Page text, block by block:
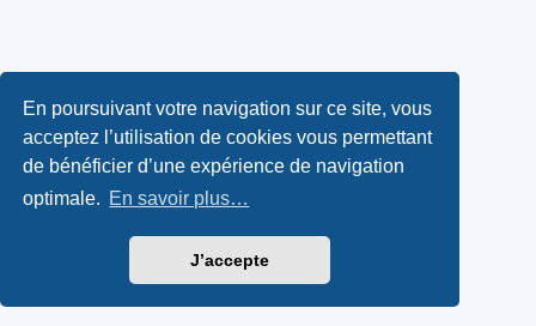
En poursuivant votre navigation sur ce site, vous
acceptez l’utilisation de cookies vous permettant
de bénéficier d’une expérience de navigation
optimale. En savoir plus…
J’accepte